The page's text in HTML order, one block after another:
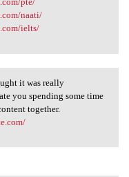
naati/
ielts/
thought it
it was really
you spending some time
together.